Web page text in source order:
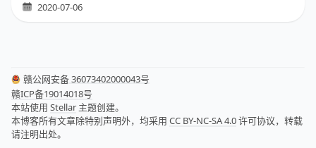
2020-07-06
赣公网安备 36073402000043号
赣ICP备19014018号
本站使用 Stellar 主题创建。
本博客所有文章除特别声明外，均采用 CC BY-NC-SA 4.0许可协议，转载
请注明出处。